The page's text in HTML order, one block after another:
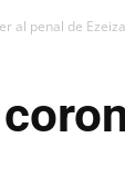
al penal de Ezeiza